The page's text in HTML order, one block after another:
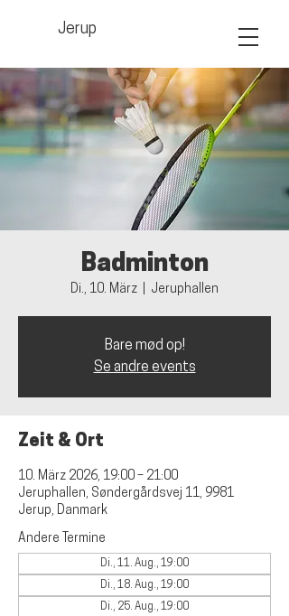
Jerup
Badminton
Di., 10. März Jeruphallen
Bare mød op!
Se andre events
Zeit & Ort
10. März 2026, 19:00 – 21:00
Jeruphallen, Søndergårdsvej 11, 9981
Jerup, Danmark
Andere Termine
Di., 11. Aug., 19:00
Di., 18. Aug., 19:00
Di., 25. Aug., 19:00